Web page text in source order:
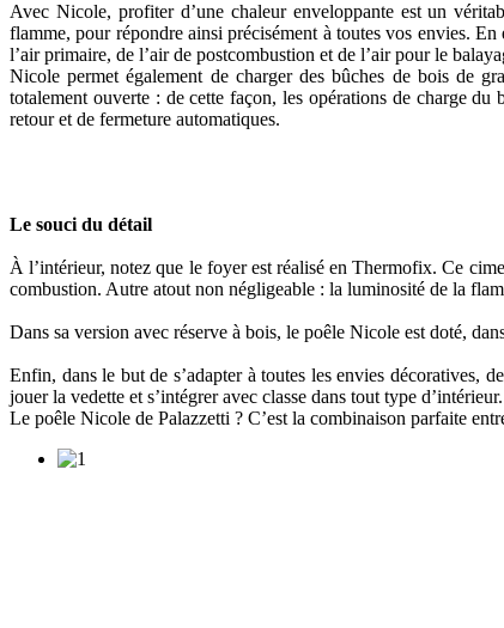
Avec Nicole, profiter d’une chaleur enveloppante est un
flamme, pour répondre ainsi précisément à toutes vos envies.
l’air primaire, de l’air de postcombustion et de l’air pour le
Nicole permet également de charger des bûches de bois de
totalement ouverte : de cette façon, les opérations de charge
retour et de fermeture automatiques.
Le souci du détail
À l’intérieur, notez que le foyer est réalisé en Thermofix. Ce
combustion. Autre atout non négligeable : la luminosité de la
Dans sa version avec réserve à bois, le poêle Nicole est doté,
Enfin, dans le but de s’adapter à toutes les envies décoratives,
jouer la vedette et s’intégrer avec classe dans tout type d’intérieur.
Le poêle Nicole de Palazzetti ? C’est la combinaison parfaite